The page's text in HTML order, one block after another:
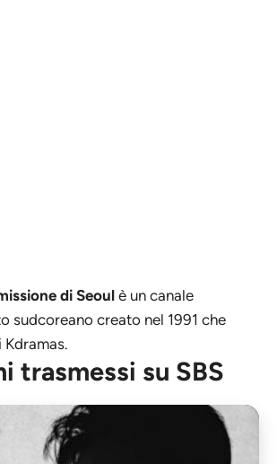
di Seoulè un canale
sudcoreano creato nel 1991 che
trasmessi su SBS